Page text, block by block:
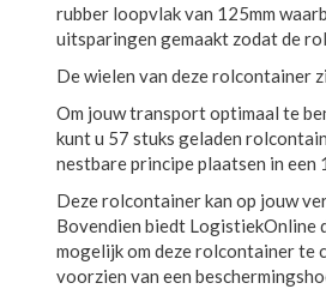
rubber loopvlak van 125mm
uitsparingen gemaakt zodat de
De wielen van deze rolcontainer
Om jouw transport optimaal te
kunt u 57 stuks geladen
nestbare principe plaatsen in een
Deze rolcontainer kan op jouw
Bovendien biedt LogistiekOnline
mogelijk om deze rolcontainer te
voorzien van een